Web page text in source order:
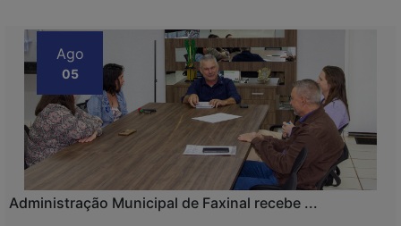
Ago
05
Administração Municipal de Faxinal recebe ...